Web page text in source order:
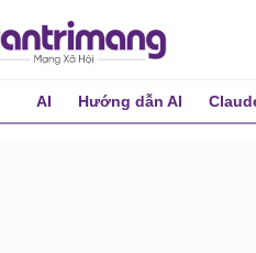
AI Hướng dẫn AI